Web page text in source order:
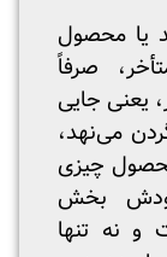
یا محصول
صرفاً
یعنی جایی
می‌نهد،
محصول چیزی
بخش
و نه تنها